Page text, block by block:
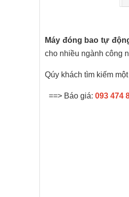
Máy đóng bao tự
cho nhiều ngành công
Qúy khách tìm kiếm
==> Báo giá: 093 474